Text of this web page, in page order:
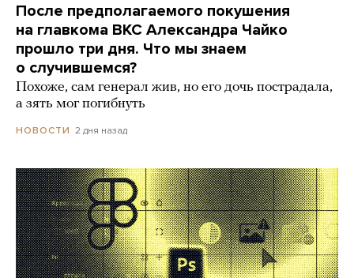
После предполагаемого покушения
на главкома ВКС Александра Чайко
прошло три дня. Что мы знаем
о случившемся?
Похоже, сам генерал жив, но его дочь пострадала,
а зять мог погибнуть
НОВОСТИ 2 дня назад